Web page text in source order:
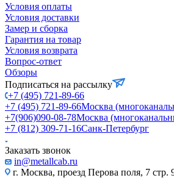
Условия оплаты
Условия доставки
Замер и сборка
Гарантия на товар
Условия возврата
Вопрос-ответ
Обзоры
Подписаться на рассылку
+7 (495) 721-89-66
+7 (495) 721-89-66Москва
+7(906)090-08-78Москва
+7 (812) 309-71-16Санк-Петербург
Заказать звонок
in@metallcab.ru
г. Москва, проезд Перова поля, 7 стр.